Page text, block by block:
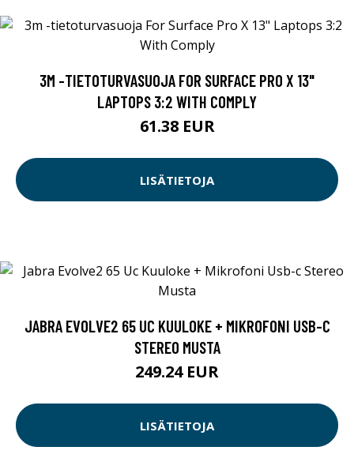
3M -TIETOTURVASUOJA FOR SURFACE PRO X 13"
LAPTOPS 3:2 WITH COMPLY
61.38 EUR
LISÄTIETOJA
JABRA EVOLVE2 65 UC KUULOKE + MIKROFONI USB-C
STEREO MUSTA
249.24 EUR
LISÄTIETOJA